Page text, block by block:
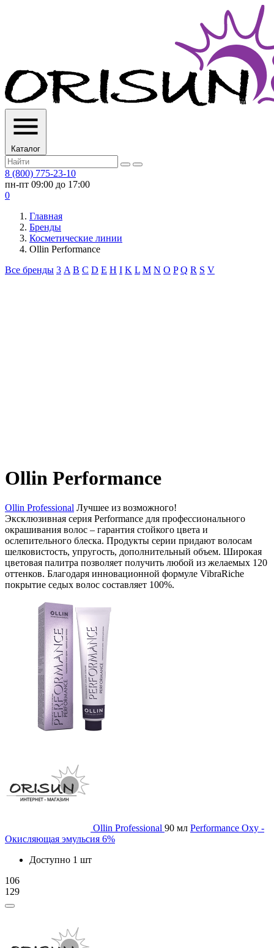
Каталог
8 (800) 775-23-10
пн-пт 09:00 до 17:00
0
Главная
Бренды
Косметические линии
Ollin Performance
Все бренды 3 A B C D E H I K L M N O P Q R S V
Ollin Performance
Ollin Professional Лучшее из возможного!
Эксклюзивная серия Performance для профессионального
окрашивания волос – гарантия стойкого цвета и
ослепительного блеска. Продукты серии придают волосам
шелковистость, упругость, дополнительный объем. Широкая
цветовая палитра позволяет получить любой из желаемых 120
оттенков. Благодаря инновационной формуле VibraRiche
покрытие седых волос составляет 100%.
Ollin Professional 90 мл Performance Oxy -
Окисляющая эмульсия 6%
Доступно 1 шт
106
129